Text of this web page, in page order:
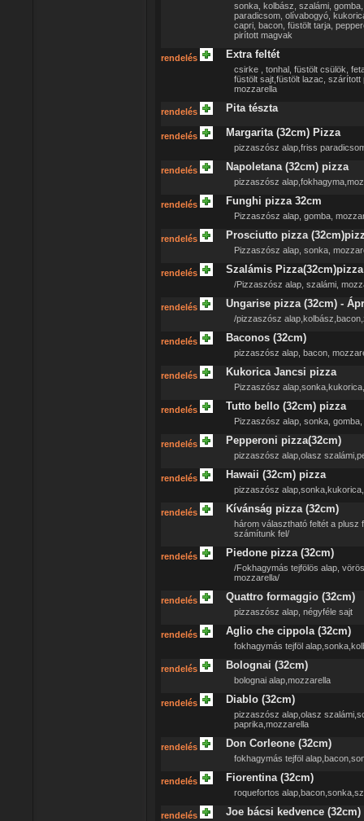
sonka, kolbász, szalámi,
paradicsom, olívabogyó,
capri, bacon, füstölt tarja,
pirított magvak
rendelés Extra feltét
csirke , tonhal, füstölt csülök,
füstölt sajt,füstölt lazac, szárított
mozzarella
rendelés Pita tészta
rendelés Margarita (32cm) Pizza
pizzaszósz alap,friss
rendelés Napoletana (32cm) pizza
pizzaszósz
rendelés Funghi pizza 32cm
Pizzaszósz alap, gomba,
rendelés Prosciutto pizza
Pizzaszósz alap, sonka,
rendelés Szalámis Pizza(32cm)pizza
/Pizzaszósz alap, szalámi,
rendelés Ungarise pizza (32cm) -
/pizzaszósz
rendelés Baconos (32cm)
pizzaszósz alap, bacon,
rendelés Kukorica Jancsi pizza
Pizzaszósz
rendelés Tutto bello (32cm) pizza
Pizzaszósz alap, sonka,
rendelés Pepperoni pizza(32cm)
pizzaszósz alap,olasz
rendelés Hawaii (32cm) pizza
pizzaszósz
rendelés Kívánság pizza (32cm)
három választható feltét a plusz
számítunk fel/
rendelés Piedone pizza (32cm)
/Fokhagymás tejfölös alap,
mozzarella/
rendelés Quattro formaggio (32cm)
pizzaszósz alap, négyféle sajt
rendelés Aglio che cippola (32cm)
fokhagymás tejföl
rendelés Bolognai (32cm)
bolognai alap,mozzarella
rendelés Diablo (32cm)
pizzaszósz alap,olasz
paprika,mozzarella
rendelés Don Corleone (32cm)
fokhagymás tejföl
rendelés Fiorentina (32cm)
roquefortos
rendelés Joe bácsi kedvence (32cm)